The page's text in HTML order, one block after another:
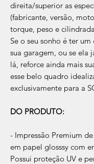
direita/superior as
(fabricante, versão,
torque, peso e
Se o seu sonho é ter um
sua garagem, ou se ela
lá, reforce ainda mais
esse belo quadro
exclusivamente para a
DO PRODUTO:
- Impressão Premium
em papel glosssy com
Possui proteção UV e